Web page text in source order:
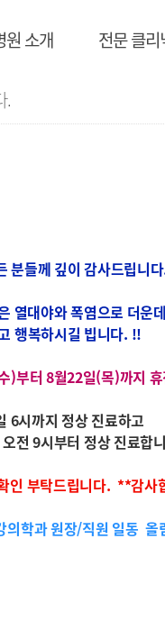
원 소개 전문 클리
.
분들께 깊이감사드립니
열대야와 폭염으로 더운데
행복하시길 빕니다. !!
)부터 8월22일(목)까지
일 6시까지 정상 진
전 9시부터 정상 진료합
인 부탁드립니다. **감
의학과 원장/직원 일동 올